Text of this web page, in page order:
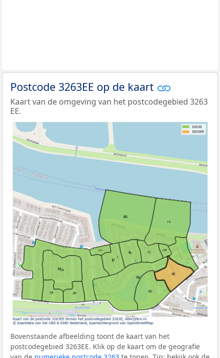
Postcode 3263EE op de kaart
Kaart van de omgeving van het postcodegebied 3263
EE.
Bovenstaande afbeelding toont de kaart van het
postcodegebied 3263EE. Klik op de kaart om de geografie